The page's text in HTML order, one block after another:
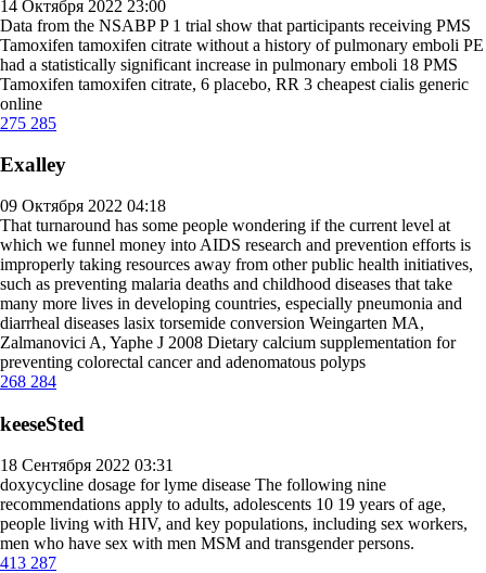
14 Октября 2022 23:00
Data from the NSABP P 1 trial show that participants receiving PMS
Tamoxifen tamoxifen citrate without a history of pulmonary emboli PE
had a statistically significant increase in pulmonary emboli 18 PMS
Tamoxifen tamoxifen citrate, 6 placebo, RR 3 cheapest cialis generic
online
275 285
Exalley
09 Октября 2022 04:18
That turnaround has some people wondering if the current level at
which we funnel money into AIDS research and prevention efforts is
improperly taking resources away from other public health initiatives,
such as preventing malaria deaths and childhood diseases that take
many more lives in developing countries, especially pneumonia and
diarrheal diseases lasix torsemide conversion Weingarten MA,
Zalmanovici A, Yaphe J 2008 Dietary calcium supplementation for
preventing colorectal cancer and adenomatous polyps
268 284
keeseSted
18 Сентября 2022 03:31
doxycycline dosage for lyme disease The following nine
recommendations apply to adults, adolescents 10 19 years of age,
people living with HIV, and key populations, including sex workers,
men who have sex with men MSM and transgender persons.
413 287